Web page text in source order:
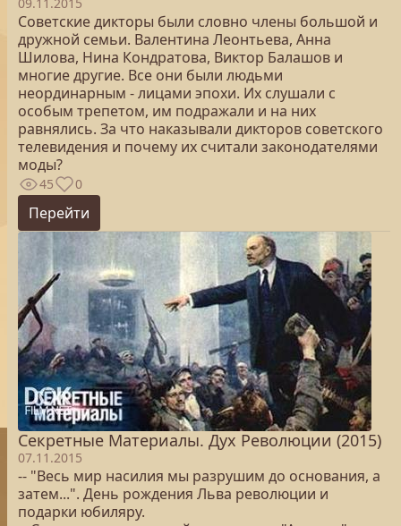
Советские дикторы были словно члены большой и
дружной семьи. Валентина Леонтьева, Анна
Шилова, Нина Кондратова, Виктор Балашов и
многие другие. Все они были людьми
неординарным - лицами эпохи. Их слушали с
особым трепетом, им подражали и на них
равнялись. За что наказывали дикторов советского
телевидения и почему их считали законодателями
моды?
45 0
Перейти
Секретные Материалы. Дух Революции (2015)
07.11.2015
-- "Весь мир насилия мы разрушим до основания, а
затем...". День рождения Льва революции и
подарки юбиляру.